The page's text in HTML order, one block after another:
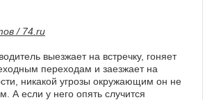
/ 74.ru
выезжает на встречку, гоняет
переходам и заезжает на
никакой угрозы окружающим он не
А если у него опять случится